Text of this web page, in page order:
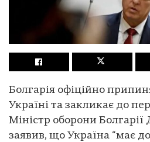
Болгарія офіційно
Україні та закликає до
Міністр оборони Болгарії
заявив, що Україна “має